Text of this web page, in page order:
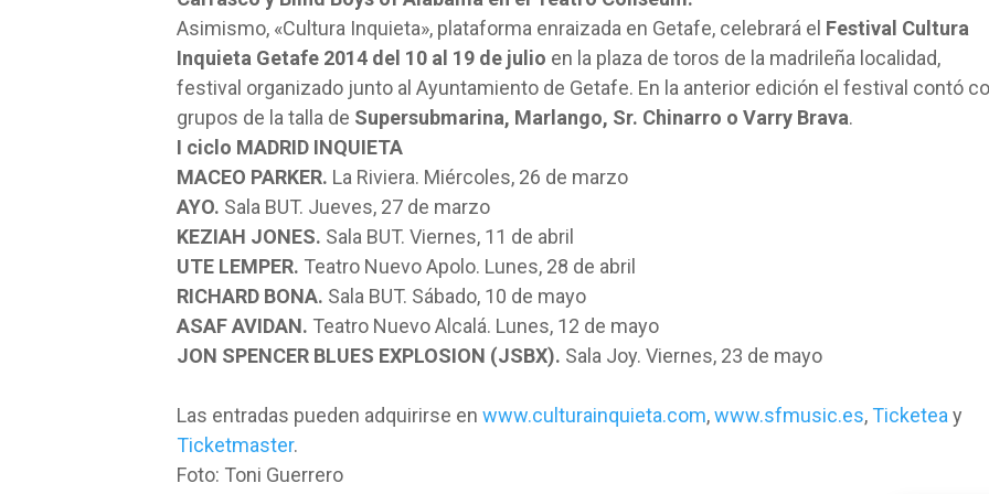
Asimismo, «Cultura Inquieta», plataforma enraizada en Getafe, celebrará el Festival Cultura
Inquieta Getafe 2014 del 10 al 19 de julio en la plaza de toros de la madrileña localidad,
festival organizado junto al Ayuntamiento de Getafe. En la anterior edición el festival contó
grupos de la talla de Supersubmarina, Marlango, Sr. Chinarro o Varry Brava.
I ciclo MADRID INQUIETA
MACEO PARKER. La Riviera. Miércoles, 26 de marzo
AYO. Sala BUT. Jueves, 27 de marzo
KEZIAH JONES. Sala BUT. Viernes, 11 de abril
UTE LEMPER. Teatro Nuevo Apolo. Lunes, 28 de abril
RICHARD BONA. Sala BUT. Sábado, 10 de mayo
ASAF AVIDAN. Teatro Nuevo Alcalá. Lunes, 12 de mayo
JON SPENCER BLUES EXPLOSION (JSBX). Sala Joy. Viernes, 23 de mayo
Las entradas pueden adquirirse en www.culturainquieta.com,www.sfmusic.es, Ticketea y
Ticketmaster.
Foto: Toni Guerrero